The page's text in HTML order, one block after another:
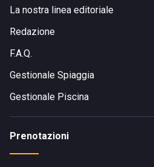
La nostra linea editoriale
Redazione
F.A.Q.
Gestionale Spiaggia
Gestionale Piscina
Prenotazioni